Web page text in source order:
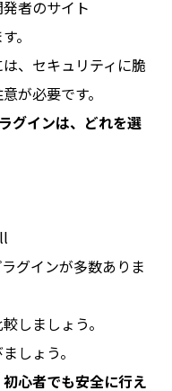
者のサイト
。
、セキュリティに脆
が必要です。
グインは、どれを選
グインが多数ありま
しましょう。
しょう。
心者でも安全に行え